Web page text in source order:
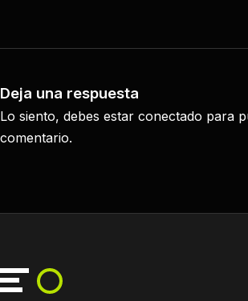
Deja una respuesta
Lo siento, debes estar conectado para
comentario.